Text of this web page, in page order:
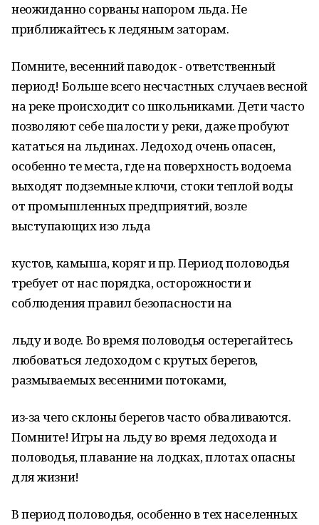
неожиданно сорваны напором льда. Не
приближайтесь к ледяным заторам.
Помните, весенний паводок - ответственный
период! Больше всего несчастных случаев весной
на реке происходит со школьниками. Дети часто
позволяют себе шалости у реки, даже пробуют
кататься на льдинах. Ледоход очень опасен,
особенно те места, где на поверхность водоема
выходят подземные ключи, стоки теплой воды
от промышленных предприятий, возле
выступающих изо льда
кустов, камыша, коряг и пр. Период половодья
требует от нас порядка, осторожности и
соблюдения правил безопасности на
льду и воде. Во время половодья остерегайтесь
любоваться ледоходом с крутых берегов,
размываемых весенними потоками,
из-за чего склоны берегов часто обваливаются.
Помните! Игры на льду во время ледохода и
половодья, плавание на лодках, плотах опасны
для жизни!
В период половодья, особенно в тех населенных